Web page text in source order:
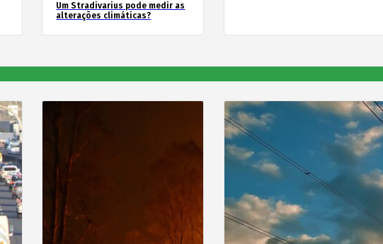
Um Stradivarius pode medir as
alterações climáticas?